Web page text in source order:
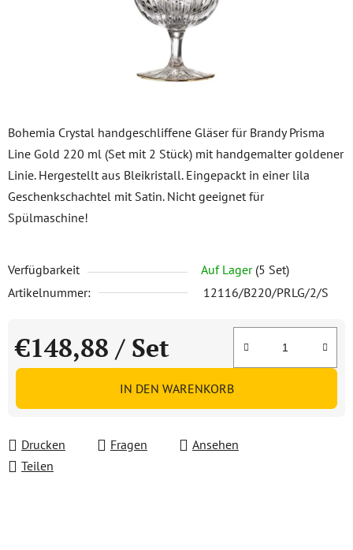
Bohemia Crystal handgeschliffene Gläser für Brandy Prisma
Line Gold 220 ml (Set mit 2 Stück) mit handgemalter goldener
Linie. Hergestellt aus Bleikristall. Eingepackt in einer lila
Geschenkschachtel mit Satin. Nicht geeignet für
Spülmaschine!
Verfügbarkeit Auf Lager (5 Set)
Artikelnummer:
12116/B220/PRLG/2/S
€148,88 / Set
Verkaufspreis:
IN DEN WARENKORB
Drucken Fragen
Ansehen
Teilen